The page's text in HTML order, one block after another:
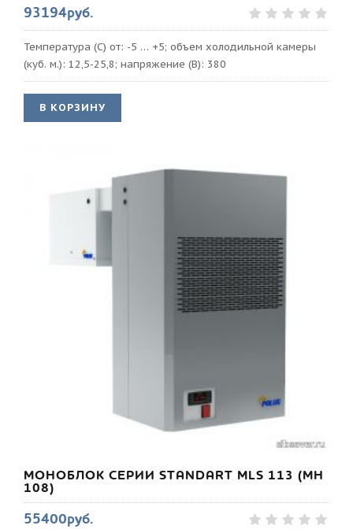
93194руб.
Температура (С) от: -5 … +5; объем холодильной камеры
(куб. м.): 12,5-25,8; напряжение (В): 380
В КОРЗИНУ
МОНОБЛОК СЕРИИ STANDART MLS 113 (МН
108)
55400руб.